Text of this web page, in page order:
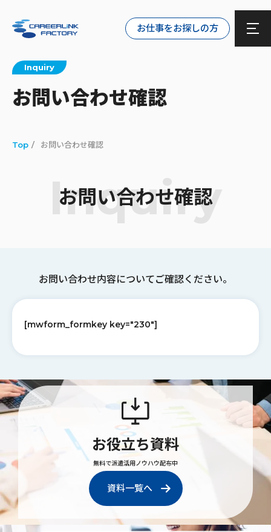
お仕事をお探しの方
Inquiry
お問い合わせ確認
Top お問い合わせ確認
お問い合わせ確認
Inquiry
お問い合わせ内容についてご確認ください。
[mwform_formkey key="230"]
お役立ち資料
無料で派遣活用ノウハウ配布中
資料一覧へ